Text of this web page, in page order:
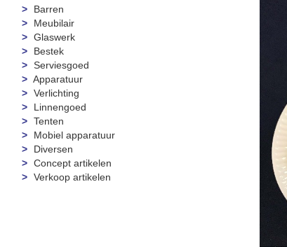
Barren
Meubilair
Glaswerk
Bestek
Serviesgoed
Apparatuur
Verlichting
Linnengoed
Tenten
Mobiel apparatuur
Diversen
Concept artikelen
Verkoop artikelen